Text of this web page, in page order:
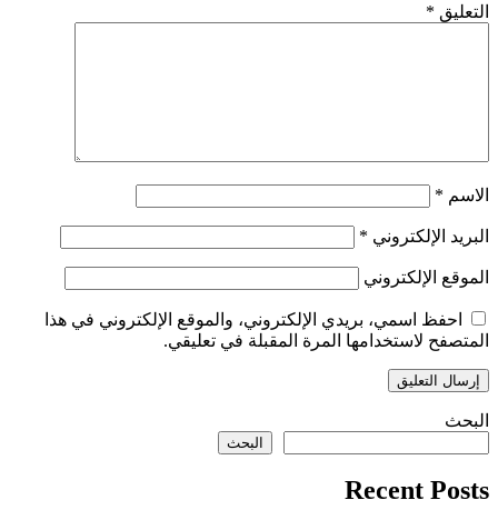
التعليق *
الاسم *
البريد الإلكتروني *
الموقع الإلكتروني
احفظ اسمي، بريدي الإلكتروني، والموقع الإلكتروني في هذا
المتصفح لاستخدامها المرة المقبلة في تعليقي.
البحث
البحث
Recent Posts